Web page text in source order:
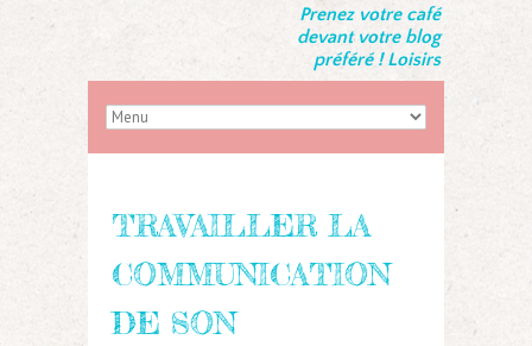
Prenez votre café
devant votre blog
préféré ! Loisirs
TRAVAILLER LA
COMMUNICATION
DE SON